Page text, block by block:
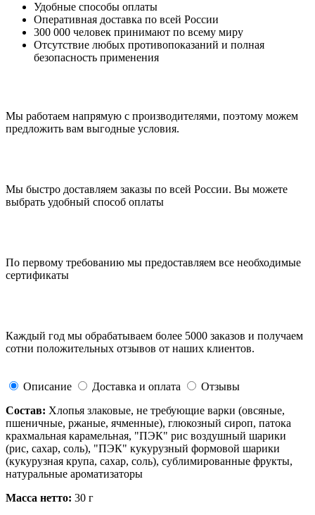
Удобные способы оплаты
Оперативная доставка по всей России
300 000 человек принимают по всему миру
Отсутствие любых противопоказаний и полная
безопасность применения
Мы работаем напрямую с производителями, поэтому можем
предложить вам выгодные условия.
Мы быстро доставляем заказы по всей России. Вы можете
выбрать удобный способ оплаты
По первому требованию мы предоставляем все необходимые
сертификаты
Каждый год мы обрабатываем более 5000 заказов и получаем
сотни положительных отзывов от наших клиентов.
Описание Доставка и оплата
Отзывы
Состав: Хлопья злаковые, не требующие варки (овсяные,
пшеничные, ржаные, ячменные), глюкозный сироп, патока
крахмальная карамельная, "ПЭК" рис воздушный шарики
(рис, сахар, соль), "ПЭК" кукурузный формовой шарики
(кукурузная крупа, сахар, соль), сублимированные фрукты,
натуральные ароматизаторы
Масса нетто: 30 г